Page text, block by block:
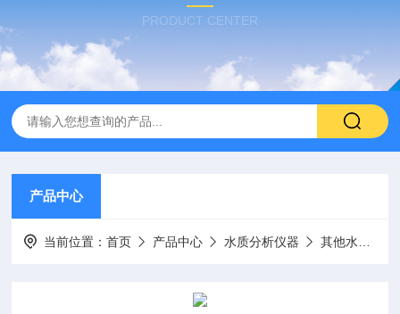
PRODUCT CENTER
产品中心
当前位置：首页 产品中心 水质分析仪器 其他水质分析仪及配件